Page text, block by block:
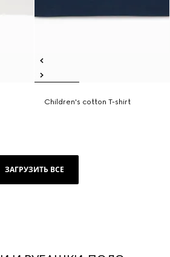
Children's cotton T-shirt
ЗАГРУЗИТЬ ВСЕ